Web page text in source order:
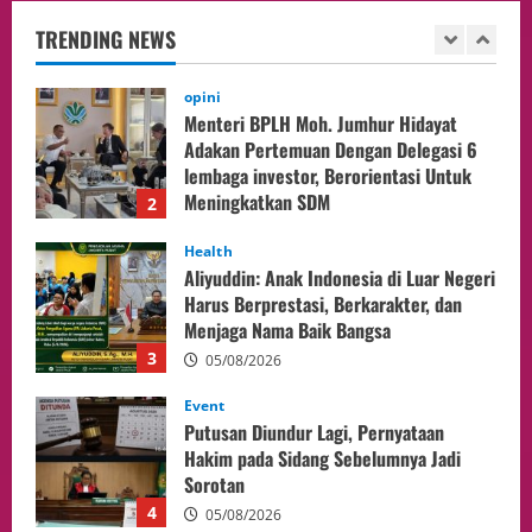
TRENDING NEWS
2
3
Health
Aliyuddin: Anak Indonesia di Luar Negeri
Harus Berprestasi, Berkarakter, dan
Menjaga Nama Baik Bangsa
05/08/2026
4
Event
Putusan Diundur Lagi, Pernyataan
Hakim pada Sidang Sebelumnya Jadi
Sorotan
05/08/2026
5
Politik
Presiden Prabowo dan PM Thailand
Sepakat Perkuat Stabilitas ketahan
ASEAN Melalui Penguatan Kerjasama
Kedua Negara.